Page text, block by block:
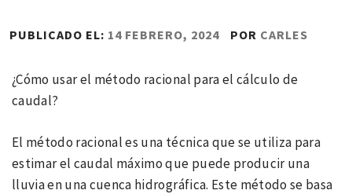
PUBLICADO EL: 14 FEBRERO, 2024 POR CARLES
¿Cómo usar el método racional para el cálculo de
caudal?
El método racional es una técnica que se utiliza para
estimar el caudal máximo que puede producir una
lluvia en una cuenca hidrográfica. Este método se basa